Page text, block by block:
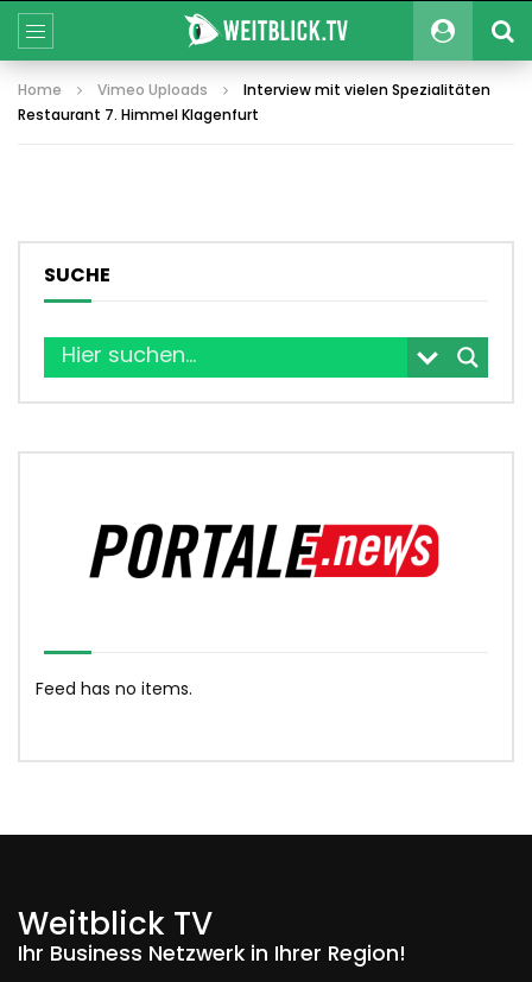
Home Vimeo Uploads
Interview mit vielen Spezialitäten
Restaurant 7. Himmel Klagenfurt
SUCHE
Feed has no items.
Weitblick TV
Ihr Business Netzwerk in Ihrer Region!